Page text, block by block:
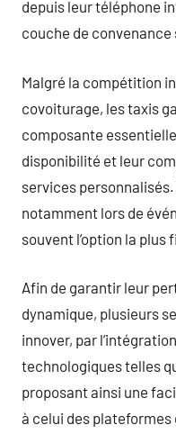
depuis leur téléphone
couche de
Malgré la compétition
covoiturage, les taxis
composante
disponibilité et leur
services
notamment lors de
souvent l’option la plus
Afin de garantir leur
dynamique, plusieurs
innover, par
technologiques telles
proposant ainsi une
à celui des